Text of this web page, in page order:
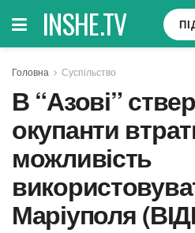
INSHE.TV
Головна Суспільство
В “Азові”
окупанти
можливість
Маріуполя